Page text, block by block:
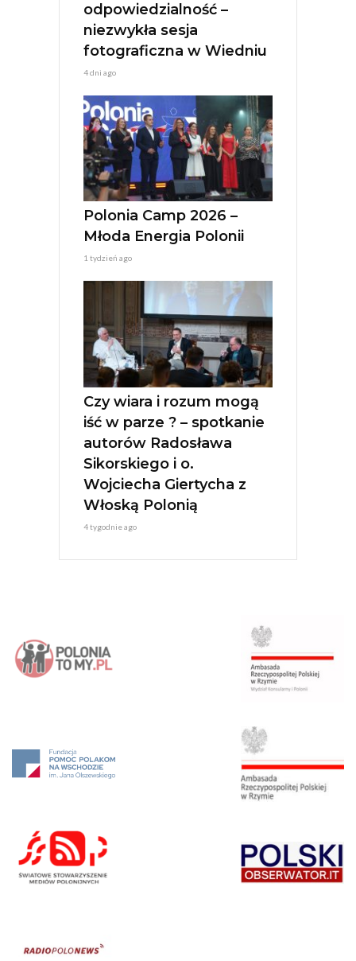
odpowiedzialność –
niezwykła sesja
fotograficzna w Wiedniu
4 dni ago
Polonia Camp 2026 –
Młoda Energia Polonii
1 tydzień ago
Czy wiara i rozum mogą
iść w parze ? – spotkanie
autorów Radosława
Sikorskiego i o.
Wojciecha Giertycha z
Włoską Polonią
4 tygodnie ago